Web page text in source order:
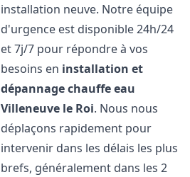
installation neuve. Notre équipe
d'urgence est disponible 24h/24
et 7j/7 pour répondre à vos
besoins en installation et
dépannage chauffe eau
Villeneuve le Roi. Nous nous
déplaçons rapidement pour
intervenir dans les délais les plus
brefs, généralement dans les 2